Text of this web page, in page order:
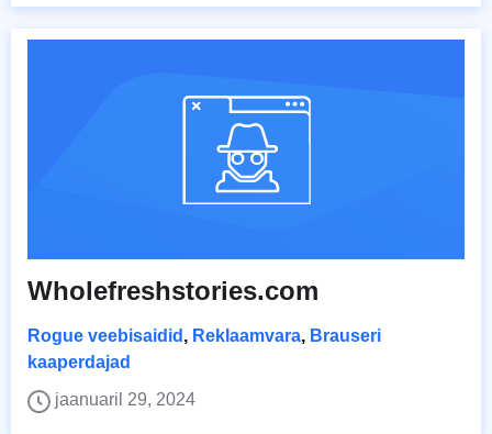
Wholefreshstories.com
Rogue veebisaidid , Reklaamvara, Brauseri
kaaperdajad
jaanuaril 29, 2024